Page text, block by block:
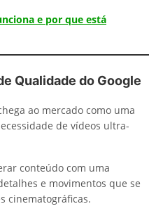
e por que está
Qualidade do Google
ao mercado como uma
de vídeos ultra-
conteúdo com uma
e movimentos que se
cinematográficas.